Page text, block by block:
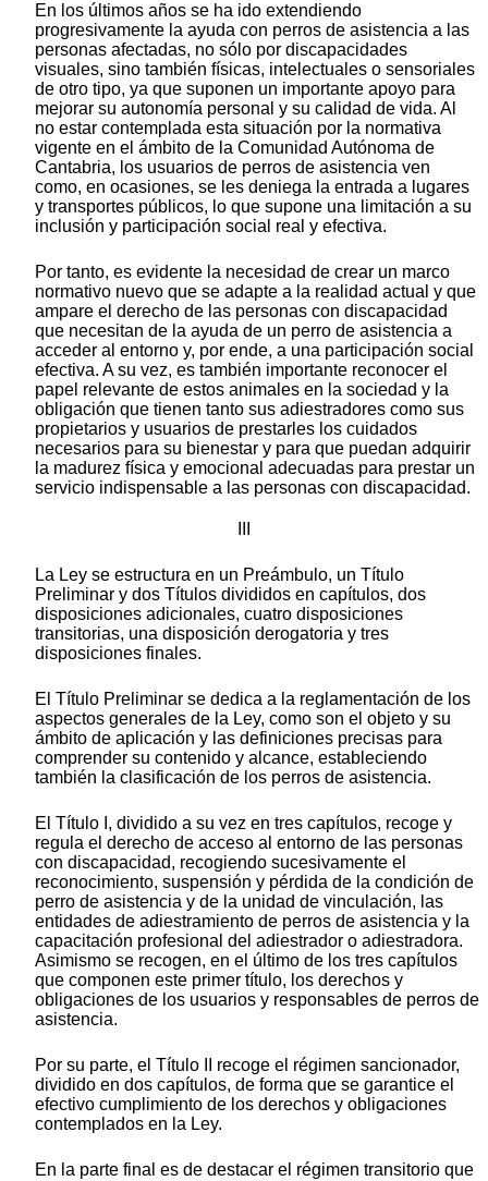
En los últimos años se ha ido extendiendo
progresivamente la ayuda con perros de asistencia a las
personas afectadas, no sólo por discapacidades
visuales, sino también físicas, intelectuales o sensoriales
de otro tipo, ya que suponen un importante apoyo para
mejorar su autonomía personal y su calidad de vida. Al
no estar contemplada esta situación por la normativa
vigente en el ámbito de la Comunidad Autónoma de
Cantabria, los usuarios de perros de asistencia ven
como, en ocasiones, se les deniega la entrada a lugares
y transportes públicos, lo que supone una limitación a su
inclusión y participación social real y efectiva.
Por tanto, es evidente la necesidad de crear un marco
normativo nuevo que se adapte a la realidad actual y que
ampare el derecho de las personas con discapacidad
que necesitan de la ayuda de un perro de asistencia a
acceder al entorno y, por ende, a una participación social
efectiva. A su vez, es también importante reconocer el
papel relevante de estos animales en la sociedad y la
obligación que tienen tanto sus adiestradores como sus
propietarios y usuarios de prestarles los cuidados
necesarios para su bienestar y para que puedan adquirir
la madurez física y emocional adecuadas para prestar un
servicio indispensable a las personas con discapacidad.
La Ley se estructura en un Preámbulo, un Título
Preliminar y dos Títulos divididos en capítulos, dos
disposiciones adicionales, cuatro disposiciones
transitorias, una disposición derogatoria y tres
disposiciones finales.
El Título Preliminar se dedica a la reglamentación de los
aspectos generales de la Ley, como son el objeto y su
ámbito de aplicación y las definiciones precisas para
comprender su contenido y alcance, estableciendo
también la clasificación de los perros de asistencia.
El Título I, dividido a su vez en tres capítulos, recoge y
regula el derecho de acceso al entorno de las personas
con discapacidad, recogiendo sucesivamente el
reconocimiento, suspensión y pérdida de la condición de
perro de asistencia y de la unidad de vinculación, las
entidades de adiestramiento de perros de asistencia y la
capacitación profesional del adiestrador o adiestradora.
Asimismo se recogen, en el último de los tres capítulos
que componen este primer título, los derechos y
obligaciones de los usuarios y responsables de perros de
asistencia.
Por su parte, el Título II recoge el régimen sancionador,
dividido en dos capítulos, de forma que se garantice el
efectivo cumplimiento de los derechos y obligaciones
contemplados en la Ley.
En la parte final es de destacar el régimen transitorio que